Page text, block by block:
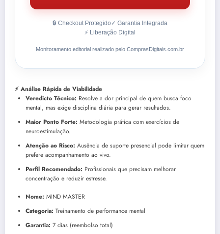
🔒 Checkout Protegido ✓ Garantia Integrada
⚡ Liberação Digital
Monitoramento editorial realizado pelo ComprasDigitais.com.br
⚡ Análise Rápida de Viabilidade
Veredicto Técnico: Resolve a dor principal de quem busca foco
mental, mas exige disciplina diária para gerar resultados.
Maior Ponto Forte: Metodologia prática com exercícios de
neuroestimulação.
Atenção ao Risco: Ausência de suporte presencial pode limitar quem
prefere acompanhamento ao vivo.
Perfil Recomendado: Profissionais que precisam melhorar
concentração e reduzir estresse.
Nome: MIND MASTER
Categoria: Treinamento de performance mental
Garantia: 7 dias (reembolso total)